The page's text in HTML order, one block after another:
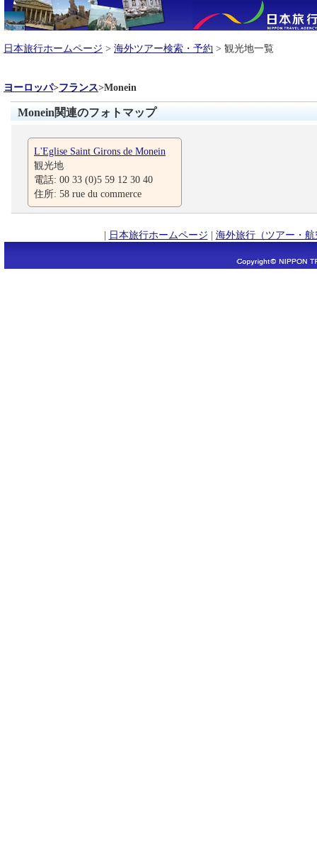
日本旅行ホームページ > 海外ツアー検索・予約 > 観光地一覧
ヨーロッパ>フランス>Monein
Monein関連のフォトマップ
L'Eglise Saint Girons de Monein
観光地
電話: 00 33 (0)5 59 12 30 40
住所: 58 rue du commerce
| 日本旅行ホームページ | 海外旅行（ツアー・航